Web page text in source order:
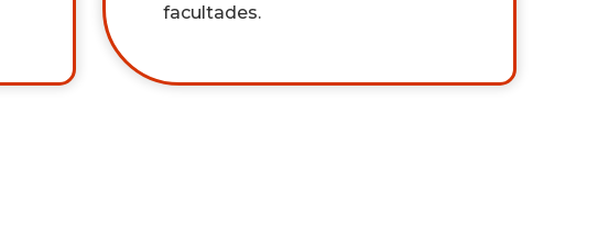
facultades.